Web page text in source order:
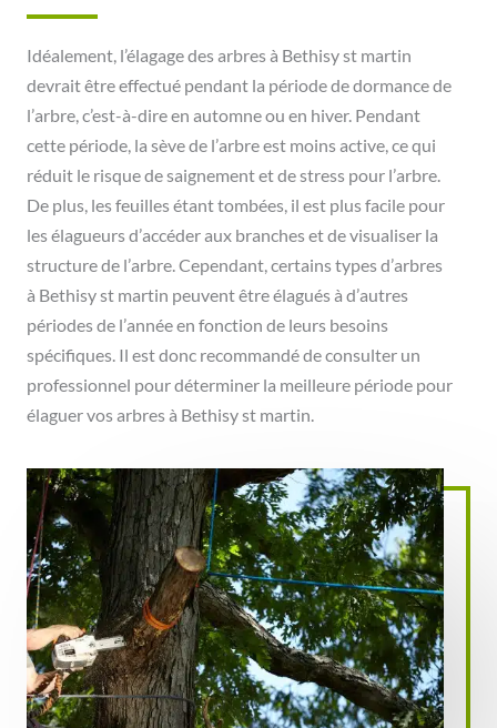
Idéalement, l’élagage des arbres à Bethisy st martin
devrait être effectué pendant la période de dormance de
l’arbre, c’est-à-dire en automne ou en hiver. Pendant
cette période, la sève de l’arbre est moins active, ce qui
réduit le risque de saignement et de stress pour l’arbre.
De plus, les feuilles étant tombées, il est plus facile pour
les élagueurs d’accéder aux branches et de visualiser la
structure de l’arbre. Cependant, certains types d’arbres
à Bethisy st martin peuvent être élagués à d’autres
périodes de l’année en fonction de leurs besoins
spécifiques. Il est donc recommandé de consulter un
professionnel pour déterminer la meilleure période pour
élaguer vos arbres à Bethisy st martin.